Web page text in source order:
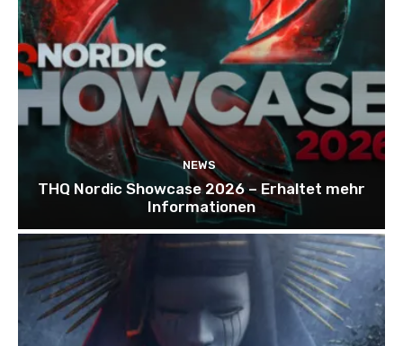
NEWS
THQ Nordic Showcase 2026 – Erhaltet mehr
Informationen